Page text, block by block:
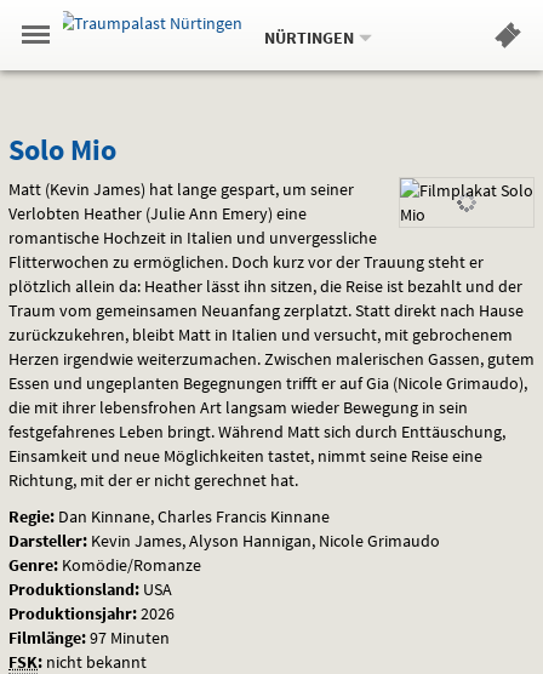
Springe
zum
,zum
.
Navigation
Gehe
zur
Standortauswahl
Standort:
NÜRTINGEN.
Hinweis
Solo
Mio
Solo Mio
Matt (Kevin James) hat lange gespart, um seiner
Verlobten Heather (Julie Ann Emery) eine
romantische Hochzeit in Italien und unvergessliche
Flitterwochen zu ermöglichen. Doch kurz vor der Trauung steht er
plötzlich allein da: Heather lässt ihn sitzen, die Reise ist bezahlt und der
Traum vom gemeinsamen Neuanfang zerplatzt. Statt direkt nach Hause
zurückzukehren, bleibt Matt in Italien und versucht, mit gebrochenem
Herzen irgendwie weiterzumachen. Zwischen malerischen Gassen, gutem
Essen und ungeplanten Begegnungen trifft er auf Gia (Nicole Grimaudo),
die mit ihrer lebensfrohen Art langsam wieder Bewegung in sein
festgefahrenes Leben bringt. Während Matt sich durch Enttäuschung,
Einsamkeit und neue Möglichkeiten tastet, nimmt seine Reise eine
Richtung, mit der er nicht gerechnet hat.
Regie: Dan Kinnane, Charles Francis Kinnane
Darsteller: Kevin James, Alyson Hannigan, Nicole Grimaudo
Genre: Komödie/Romanze
Produktionsland: USA
Produktionsjahr:2026
Filmlänge:97 Minuten
FSK: nicht bekannt